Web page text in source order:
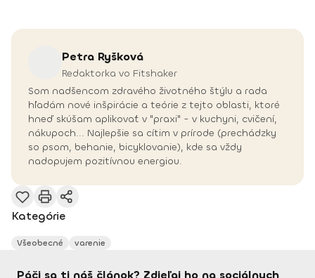
Petra Ryšková
Redaktorka vo Fitshaker
Som nadšencom zdravého životného štýlu a rada
hľadám nové inšpirácie a teórie z tejto oblasti, ktoré
hneď skúšam aplikovať v "praxi" - v kuchyni, cvičení,
nákupoch... Najlepšie sa cítim v prírode (prechádzky
so psom, behanie, bicyklovanie), kde sa vždy
nadopujem pozitívnou energiou.
Kategórie
Všeobecné varenie
Páči sa ti náš článok? Zdieľaj ho na sociálnych